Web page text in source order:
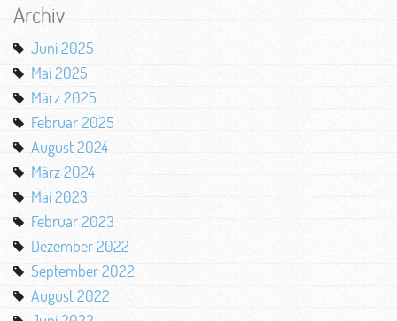
Archiv
Juni 2025
Mai 2025
März 2025
Februar 2025
August 2024
März 2024
Mai 2023
Februar 2023
Dezember 2022
September 2022
August 2022